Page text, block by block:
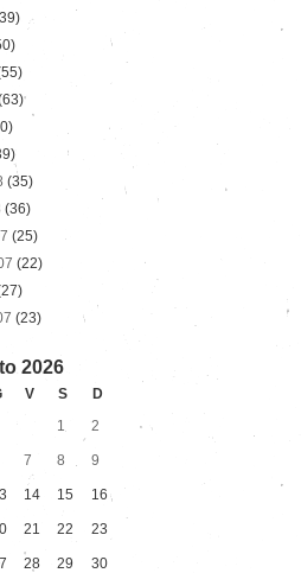
(35)
(36)
(25)
(22)
(23)
2026
V S
D
1
2
7 8 9
14 15 16
21 22 23
28 29 30